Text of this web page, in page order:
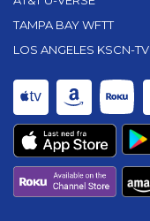
TAMPA BAY WFTT
LOS ANGELES KSCN-TV